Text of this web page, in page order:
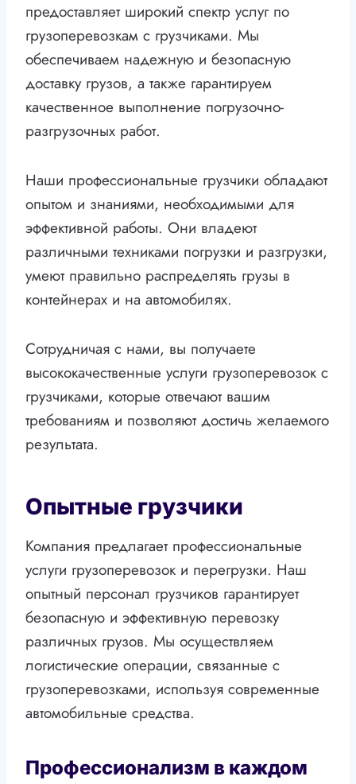
предоставляет широкий спектр услуг по
грузоперевозкам с грузчиками. Мы
обеспечиваем надежную и безопасную
доставку грузов, а также гарантируем
качественное выполнение погрузочно-
разгрузочных работ.
Наши профессиональные грузчики обладают
опытом и знаниями, необходимыми для
эффективной работы. Они владеют
различными техниками погрузки и разгрузки,
умеют правильно распределять грузы в
контейнерах и на автомобилях.
Сотрудничая с нами, вы получаете
высококачественные услуги грузоперевозок с
грузчиками, которые отвечают вашим
требованиям и позволяют достичь желаемого
результата.
Опытные грузчики
Компания предлагает профессиональные
услуги грузоперевозок и перегрузки. Наш
опытный персонал грузчиков гарантирует
безопасную и эффективную перевозку
различных грузов. Мы осуществляем
логистические операции, связанные с
грузоперевозками, используя современные
автомобильные средства.
Профессионализм в каждом